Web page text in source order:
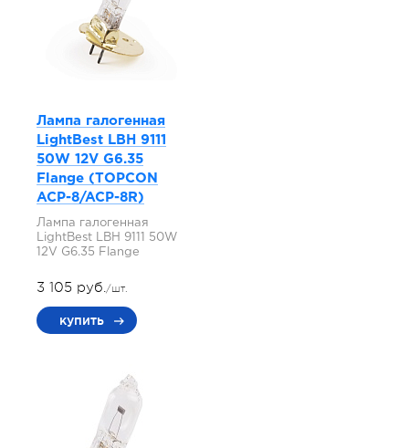
Лампа галогенная
LightBest LBH 9111
50W 12V G6.35
Flange (TOPCON
ACP-8/ACP-8R)
Лампа галогенная
LightBest LBH 9111 50W
12V G6.35 Flange
3 105 руб./шт.
купить